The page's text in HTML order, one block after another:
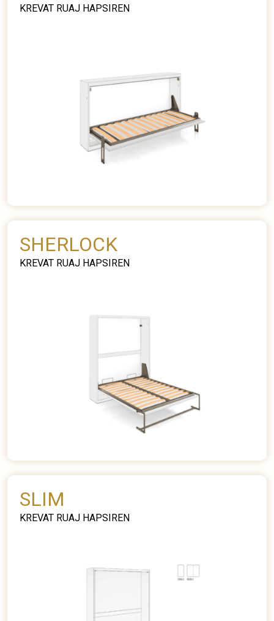
KREVAT RUAJ HAPSIREN
SHERLOCK
KREVAT RUAJ HAPSIREN
SLIM
KREVAT RUAJ HAPSIREN